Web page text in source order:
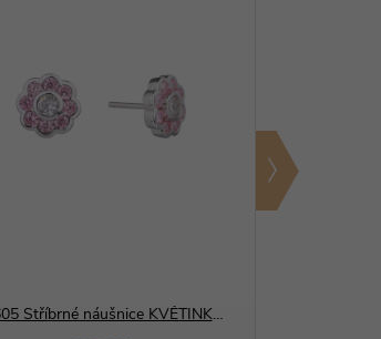
07605 Stříbrné náušnice KVĚTINKA růžová